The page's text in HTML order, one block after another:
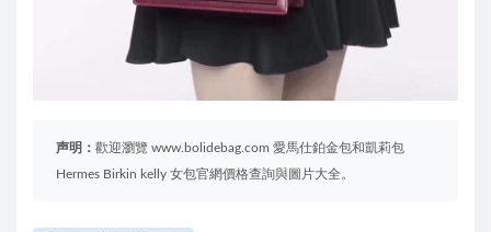
声明： 歡迎瀏覽 www.bolidebag.com 愛馬仕鉑金包和凱莉包
Hermes Birkin kelly 女包官網價格查詢與圖片大全。